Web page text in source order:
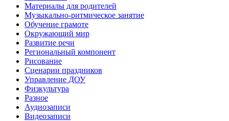
Материалы для родителей
Музыкально-ритмическое занятие
Обучение грамоте
Окружающий мир
Развитие речи
Региональный компонент
Рисование
Сценарии праздников
Управление ДОУ
Физкультура
Разное
Аудиозаписи
Видеозаписи